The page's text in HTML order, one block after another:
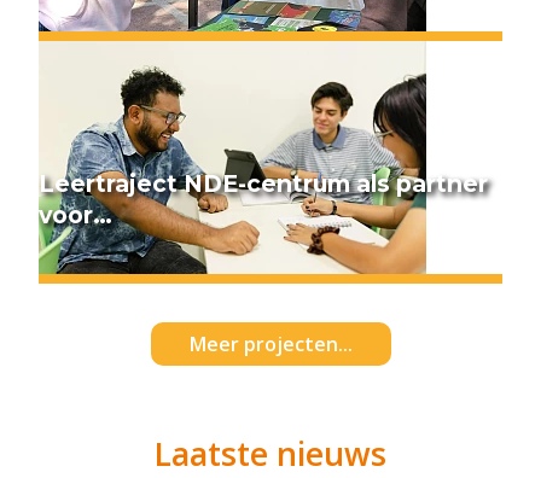
Leertraject NDE-centrum als partner
voor…
Meer projecten...
Laatste nieuws